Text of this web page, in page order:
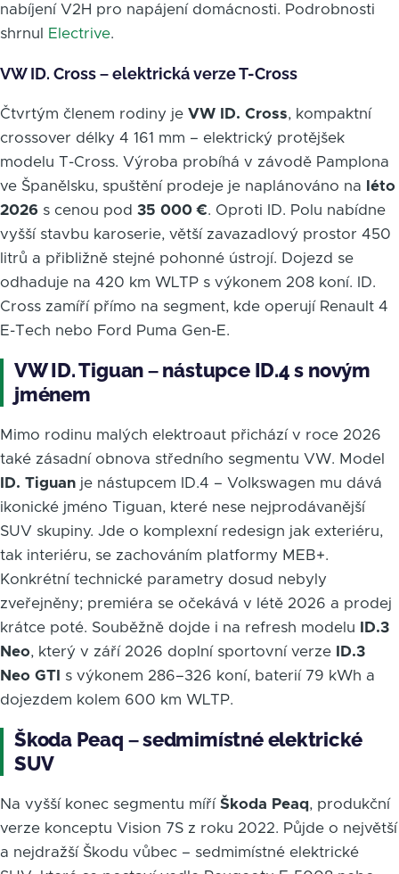
nabíjení V2H pro napájení domácnosti. Podrobnosti
shrnul
Electrive.
VW ID. Cross – elektrická verze T-Cross
Čtvrtým členem rodiny je VW ID. Cross, kompaktní
crossover délky 4 161 mm – elektrický protějšek
modelu T-Cross. Výroba probíhá v závodě Pamplona
ve Španělsku, spuštění prodeje je naplánováno na
léto
2026 s cenou pod 35 000 €. Oproti ID. Polu nabídne
vyšší stavbu karoserie, větší zavazadlový prostor 450
litrů a přibližně stejné pohonné ústrojí. Dojezd se
odhaduje na 420 km WLTP s výkonem 208 koní. ID.
Cross zamíří přímo na segment, kde operují Renault 4
E-Tech nebo Ford Puma Gen-E.
VW ID. Tiguan – nástupce ID.4 s novým
jménem
Mimo rodinu malých elektroaut přichází v roce 2026
také zásadní obnova středního segmentu VW. Model
ID. Tiguan je nástupcem ID.4 – Volkswagen mu dává
ikonické jméno Tiguan, které nese nejprodávanější
SUV skupiny. Jde o komplexní redesign jak exteriéru,
tak interiéru, se zachováním platformy MEB+.
Konkrétní technické parametry dosud nebyly
zveřejněny; premiéra se očekává v létě 2026 a prodej
krátce poté. Souběžně dojde i na refresh modelu
ID.3
Neo, který v září 2026 doplní sportovní verze
ID.3
Neo GTI
s výkonem 286–326 koní, baterií 79 kWh a
dojezdem kolem 600 km WLTP.
Škoda Peaq – sedmimístné elektrické
SUV
Na vyšší konec segmentu míří Škoda Peaq, produkční
verze konceptu Vision 7S z roku 2022. Půjde o největší
a nejdražší Škodu vůbec – sedmimístné elektrické